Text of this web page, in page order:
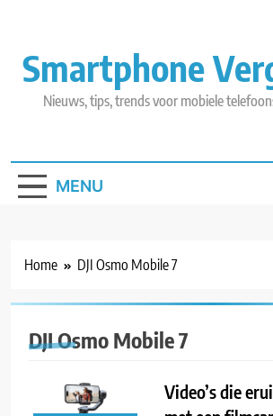
contentSmartphone
Nieuws, tips, trends voor mobiele
MENU
Home DJI Osmo Mobile 7
DJI Osmo Mobile 7
Video’s die